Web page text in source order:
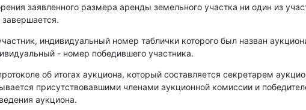
заявленного размера аренды земельного участка ни один из
индивидуальный номер таблички которого был назван
- номер победившего участника.
об итогах аукциона, который составляется секретарем
присутствовавшими членами аукционной комиссии и
аукциона.